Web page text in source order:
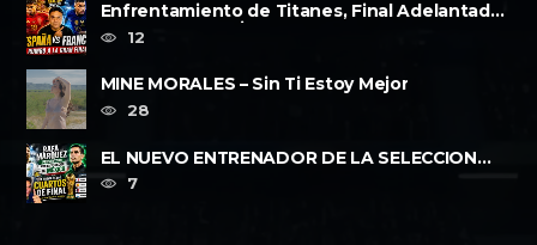
Enfrentamiento de Titanes, Final Adelantada,
Espana vs Francia FWP2026
12
MINE MORALES – Sin Ti Estoy Mejor
28
EL NUEVO ENTRENADOR DE LA SELECCION
MEXICANA Y LOS CUARTOS DE FINAL, ......
7